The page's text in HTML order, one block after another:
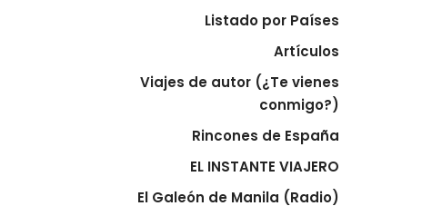
Listado por Países
Artículos
Viajes de autor (¿Te vienes
conmigo?)
Rincones de España
EL INSTANTE VIAJERO
El Galeón de Manila (Radio)